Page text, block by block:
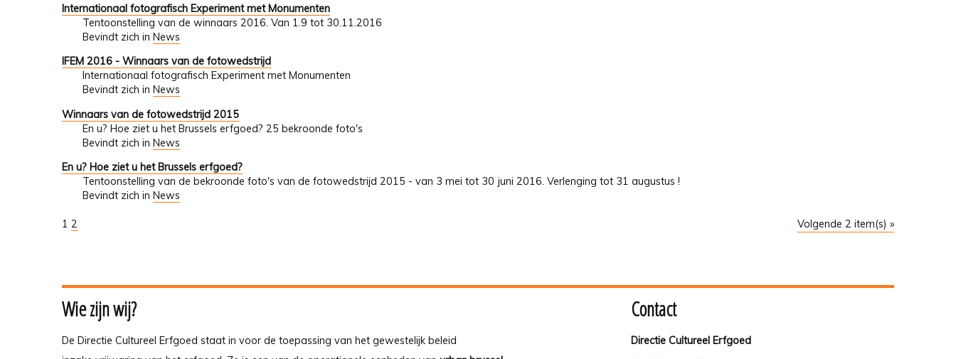
Internationaal fotografisch Experiment met Monumenten
Tentoonstelling van de winnaars 2016. Van 1.9 tot 30.11.2016
Bevindt zich in News
IFEM 2016 - Winnaars van de fotowedstrijd
Internationaal fotografisch Experiment met Monumenten
Bevindt zich in News
Winnaars van de fotowedstrijd 2015
En u? Hoe ziet u het Brussels erfgoed? 25 bekroonde foto's
Bevindt zich in News
En u? Hoe ziet u het Brussels erfgoed?
Tentoonstelling van de bekroonde foto's van de fotowedstrijd 2015 - van 3 mei tot 30 juni 2016. Verlenging tot 31 augustus !
Bevindt zich in News
Volgende 2 item(s) »
1 2
Wie zijn wij?
De Directie Cultureel Erfgoed staat in voor de toepassing van het gewestelijk beleid
Contact
Directie Cultureel Erfgoed